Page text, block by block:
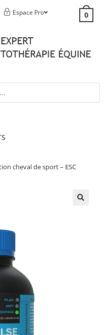
Espace Pro 0
cheval de sport – ESC